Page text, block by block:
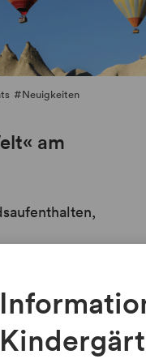
Neuigkeiten
am
im Hause